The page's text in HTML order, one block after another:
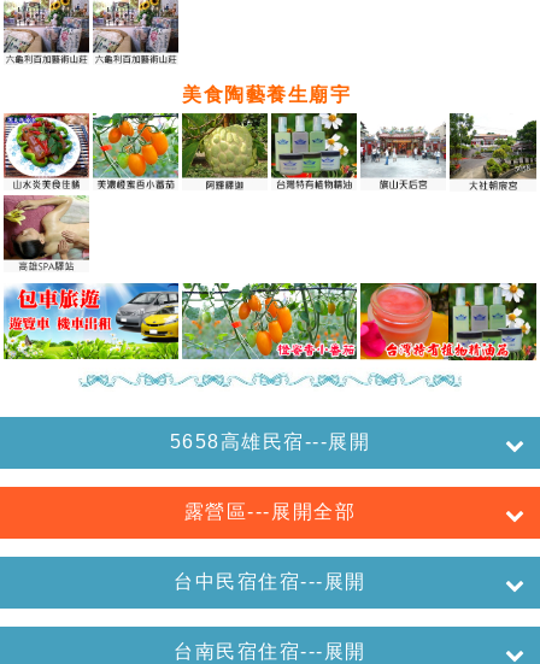
美食陶藝養生廟宇
5658高雄民宿---展開
露營區---展開全部
台中民宿住宿---展開
台南民宿住宿---展開